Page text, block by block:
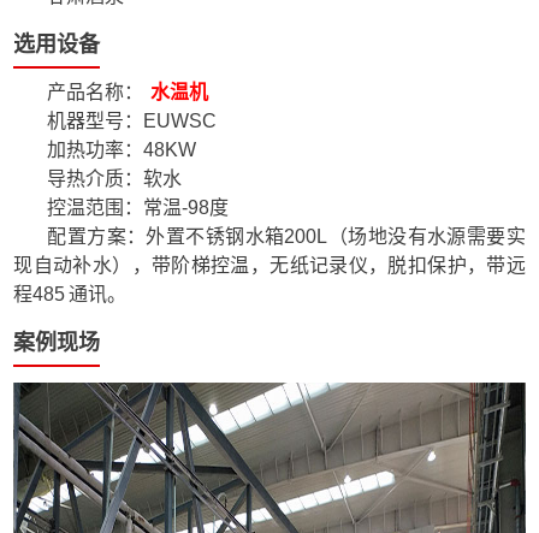
选用设备
产品名称：
水温机
机器型号：EUWSC
加热功率：48KW
导热介质：软水
控温范围：常温-98度
配置方案：外置不锈钢水箱200L（场地没有水源需要实
现自动补水），带阶梯控温，无纸记录仪，脱扣保护，带远
程485 通讯。
案例现场